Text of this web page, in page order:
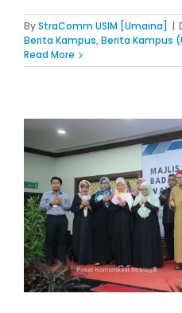
ByStraComm USIM [Umaina] |
Berita Kampus,Berita Kampus
Read More